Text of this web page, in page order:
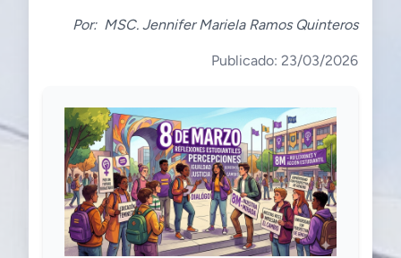
Por: MSC. Jennifer Mariela Ramos Quinteros
Publicado: 23/03/2026